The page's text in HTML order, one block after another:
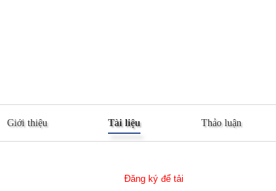
Giới thiệu Tài liệu Thảo luận
Đăng ký để tải